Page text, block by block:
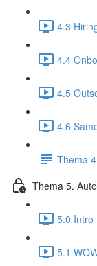
4.3
4.4
4.5
4.6
Thema
Thema 5.
5.0 Intro
5.1